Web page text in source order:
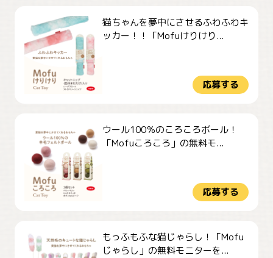
猫ちゃんを夢中にさせるふわふわキ
ッカー！！「Mofuけりけり...
応募する
ウール100％のころころボール！
「Mofuころころ」の無料モ...
応募する
もっふもふな猫じゃらし！「Mofu
じゃらし」の無料モニターを...